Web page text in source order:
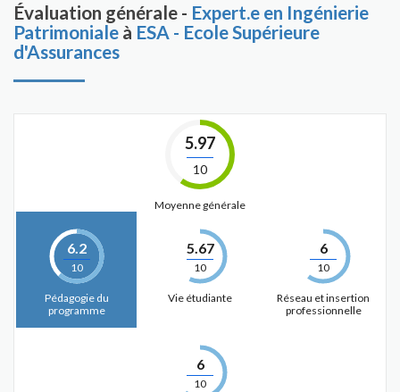
Évaluation générale - Expert.e en Ingénierie
Patrimoniale à ESA - Ecole Supérieure
d'Assurances
5.97
10
Moyenne générale
6.2
10
Pédagogie du
programme
5.67
10
Vie étudiante
6
10
Réseau et insertion
professionnelle
6
10